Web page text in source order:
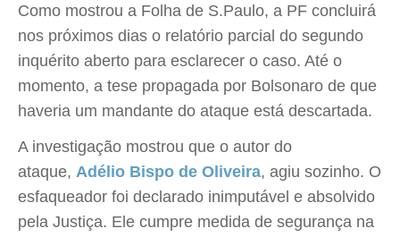
Como mostrou a Folha de S.Paulo, a PF concluirá
nos próximos dias o relatório parcial do segundo
inquérito aberto para esclarecer o caso. Até o
momento, a tese propagada por Bolsonaro de que
haveria um mandante do ataque está descartada.
A investigação mostrou que o autor do
ataque, Adélio Bispo de Oliveira, agiu sozinho. O
esfaqueador foi declarado inimputável e absolvido
pela Justiça. Ele cumpre medida de segurança na